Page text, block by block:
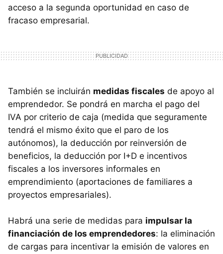
acceso a la segunda oportunidad en caso de
fracaso empresarial.
También se incluirán medidas fiscales de apoyo al
emprendedor. Se pondrá en marcha el pago del
IVA por criterio de caja (medida que seguramente
tendrá el mismo éxito que el paro de los
autónomos), la deducción por reinversión de
beneficios, la deducción por I+D e incentivos
fiscales a los inversores informales en
emprendimiento (aportaciones de familiares a
proyectos empresariales).
Habrá una serie de medidas para impulsar la
financiación de los emprendedores: la eliminación
de cargas para incentivar la emisión de valores en